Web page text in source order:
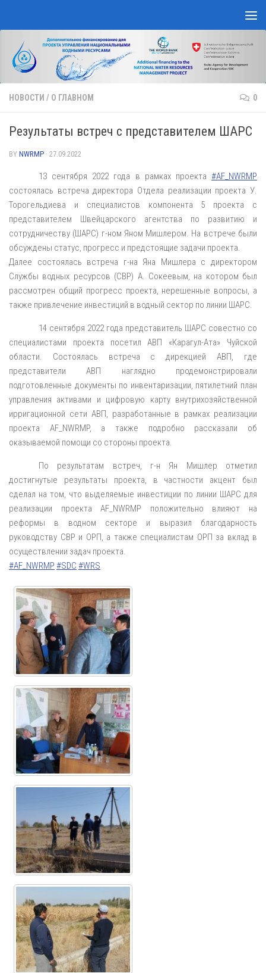
НОВОСТИ / О ГЛАВНОМ 0
Результаты встреч с представителем ШАРС
BY NWRMP · 27.09.2022
13 сентября 2022 года в рамках проекта #AF_NWRMP
состоялась встреча директора Отдела реализации проекта У.
Торогельдиева и специалистов компонента 5 проекта с
представителем Швейцарского агентства по развитию и
сотрудничеству (ШАРС) г-ном Яном Мишлером. На встрече были
обсуждены статус, прогресс и предстоящие задачи проекта.
Далее состоялась встреча г-на Яна Мишлера с директором
Службы водных ресурсов (СВР) А. Сокеевым, на котором был
рассмотрен общий прогресс проекта, нерешенные вопросы, а
также привлечение инвестиций в водный сектор по линии ШАРС.
14 сентября 2022 года представитель ШАРС совестно со
специалистами проекта посетил АВП «Карагул-Ата» Чуйской
области. Состоялась встреча с дирекцией АВП, где
представители АВП наглядно продемонстрировали
подготовленные документы по инвентаризации, пятилетний план
управления активами и цифровую карту внутрихозяйственной
ирригационной сети АВП, разработанные в рамках реализации
проекта AF_NWRMP, а также подробно рассказали об
оказываемой помощи со стороны проекта.
По результатам встреч, г-н Ян Мишлер отметил
достигнутые результаты проекта, в частности акцент был
сделал на том, что выделяемые инвестиции по линии ШАРС для
реализации проекта AF_NWRMP положительно влияют на
реформы в водном секторе и выразил благодарность
руководству СВР и ОРП, а также специалистам ОРП за вклад в
осуществлении задач проекта.
#AF_NWRMP #SDC #WRS